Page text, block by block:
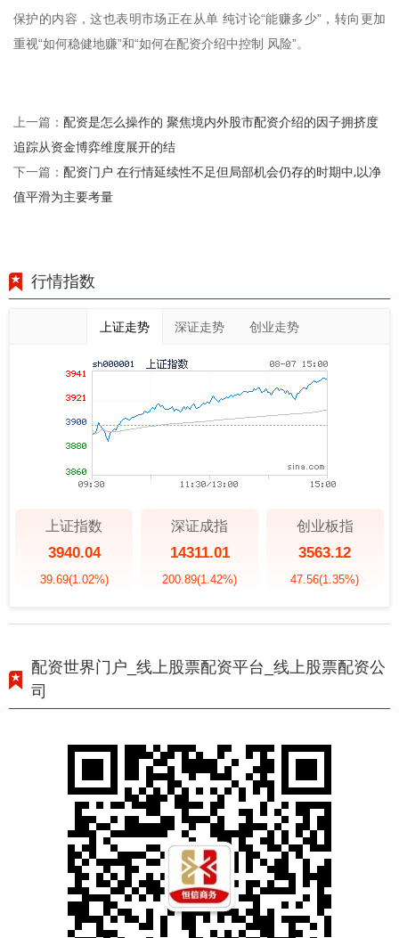
保护的内容，这也表明市场正在从单 纯讨论“能赚多少”，转向更加
重视“如何稳健地赚”和“如何在配资介绍中控制 风险”。
上一篇： 配资是怎么操作的 聚焦境内外股市配资介绍的因子拥挤度
追踪从资金博弈维度展开的结
下一篇： 配资门户 在行情延续性不足但局部机会仍存的时期中,以净
值平滑为主要考量
行情指数
上证走势 深证走势 创业走势
上证指数
3940.04
39.69(1.02%)
深证成指
14311.01
200.89(1.42%)
创业板指
3563.12
47.56(1.35%)
配资世界门户_线上股票配资平台_线上股票配资公
司